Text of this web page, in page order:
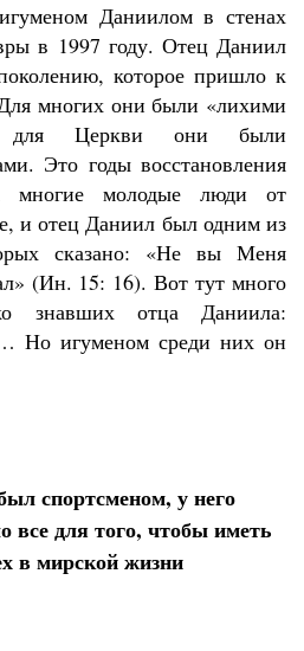
Даниилом в стенах
в 1997 году. Отец Даниил
которое пришло к
многих они были «лихими
для Церкви они были
Это годы восстановления
многие молодые люди от
и отец Даниил был одним из
сказано: «Не вы Меня
(Ин. 15: 16). Вот тут много
знавших отца Даниила:
Но игуменом среди них он
спортсменом, у него
все для того, чтобы иметь
в мирской жизни